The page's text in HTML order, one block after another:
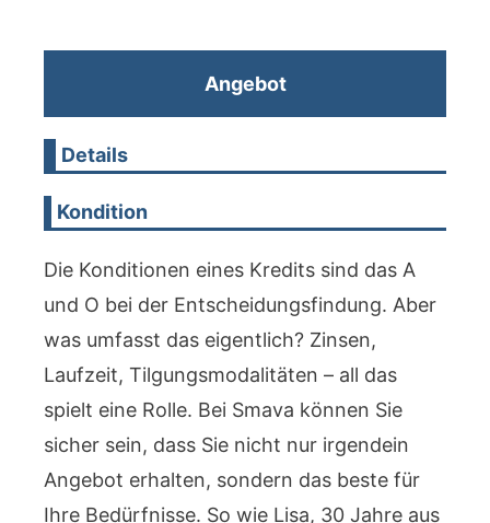
Angebot
Details
Kondition
Die Konditionen eines Kredits sind das A
und O bei der Entscheidungsfindung. Aber
was umfasst das eigentlich? Zinsen,
Laufzeit, Tilgungsmodalitäten – all das
spielt eine Rolle. Bei Smava können Sie
sicher sein, dass Sie nicht nur irgendein
Angebot erhalten, sondern das beste für
Ihre Bedürfnisse. So wie Lisa, 30 Jahre aus